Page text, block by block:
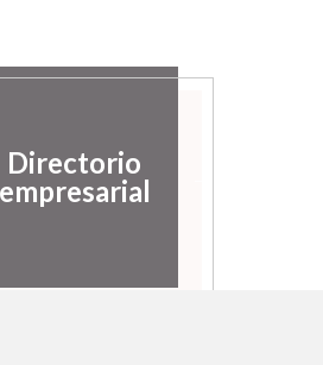
Directorio
empresarial